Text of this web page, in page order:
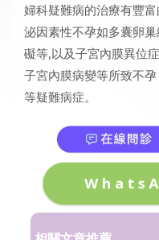
婦科疑難病的治療有豐
泌因素性不孕如多囊卵
礙等,以及子宮內膜異位
子宮內膜病變等所致不孕
等疑難病症。